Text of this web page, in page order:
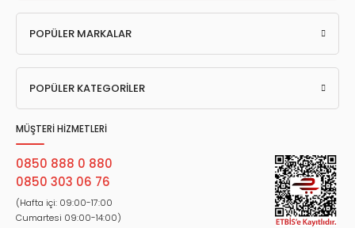
POPÜLER MARKALAR
POPÜLER KATEGORİLER
MÜŞTERİ HİZMETLERİ
0850 888 0 880
0850 303 06 76
(Hafta içi: 09:00-17:00
Cumartesi 09:00-14:00)